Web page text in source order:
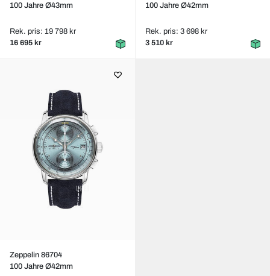
100 Jahre Ø43mm
Rek. pris: 19 798 kr
16 695 kr
100 Jahre Ø42mm
Rek. pris: 3 698 kr
3 510 kr
Zeppelin 86704
100 Jahre Ø42mm